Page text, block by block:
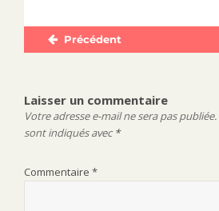
NavigationPrécédent
Publication
Laisser un commentaire
Votre adresse e-mail ne sera pas publiée.
sont indiqués avec*
Commentaire *